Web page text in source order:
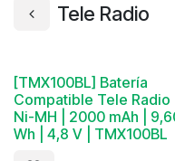
Tele Radio
[TMX100BL] Batería
Compatible Tele Radio |
Ni-MH | 2000 mAh |
Wh | 4,8 V | TMX100BL